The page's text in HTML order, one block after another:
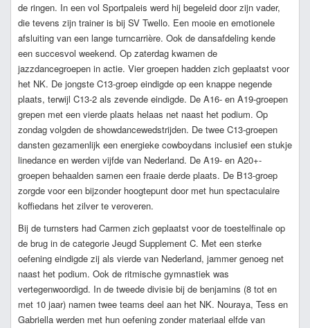
de ringen. In een vol Sportpaleis werd hij begeleid door zijn vader,
die tevens zijn trainer is bij SV Twello. Een mooie en emotionele
afsluiting van een lange turncarrière. Ook de dansafdeling kende
een succesvol weekend. Op zaterdag kwamen de
jazzdancegroepen in actie. Vier groepen hadden zich geplaatst voor
het NK. De jongste C13-groep eindigde op een knappe negende
plaats, terwijl C13-2 als zevende eindigde. De A16- en A19-groepen
grepen met een vierde plaats helaas net naast het podium. Op
zondag volgden de showdancewedstrijden. De twee C13-groepen
dansten gezamenlijk een energieke cowboydans inclusief een stukje
linedance en werden vijfde van Nederland. De A19- en A20+-
groepen behaalden samen een fraaie derde plaats. De B13-groep
zorgde voor een bijzonder hoogtepunt door met hun spectaculaire
koffiedans het zilver te veroveren.
Bij de turnsters had Carmen zich geplaatst voor de toestelfinale op
de brug in de categorie Jeugd Supplement C. Met een sterke
oefening eindigde zij als vierde van Nederland, jammer genoeg net
naast het podium. Ook de ritmische gymnastiek was
vertegenwoordigd. In de tweede divisie bij de benjamins (8 tot en
met 10 jaar) namen twee teams deel aan het NK. Nouraya, Tess en
Gabriella werden met hun oefening zonder materiaal elfde van